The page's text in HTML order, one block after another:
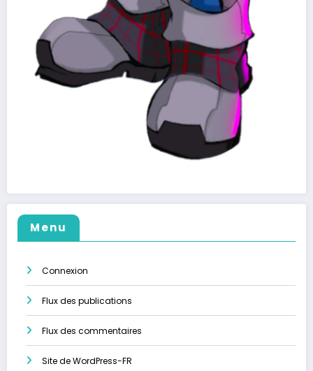
Menu
Connexion
Flux des publications
Flux des commentaires
Site de WordPress-FR